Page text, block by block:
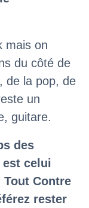
mais on
du côté de
de la pop, de
un
guitare.
des
celui
Contre
rester